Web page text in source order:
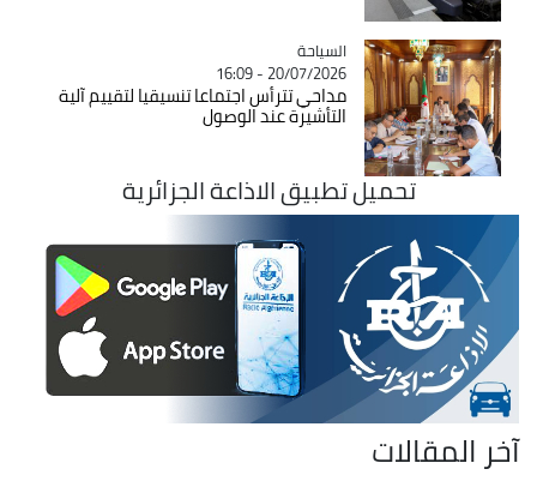
Catégorie
السياحة
20/07/2026 - 16:09
مداحي تترأس اجتماعا تنسيقيا لتقييم آلية
التأشيرة عند الوصول
تحميل تطبيق الاذاعة الجزائرية
آخر المقالات